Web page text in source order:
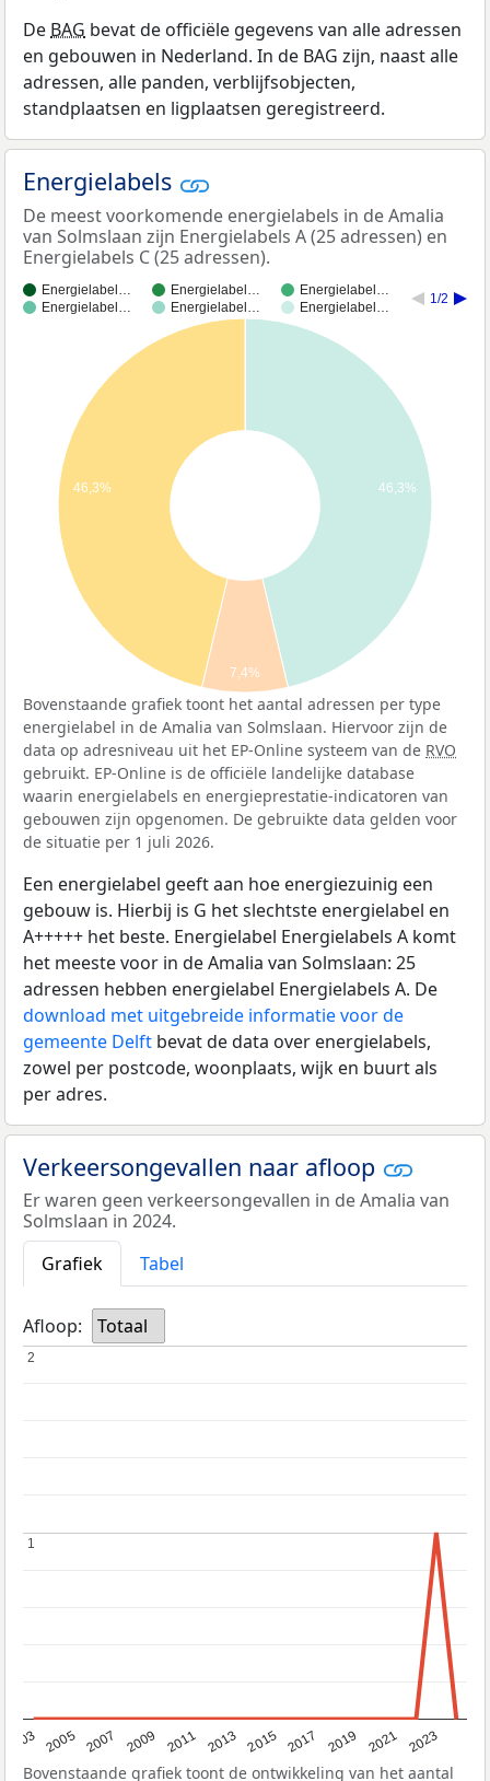
De BAG bevat de officiële gegevens van alle adressen
en gebouwen in Nederland. In de BAG zijn, naast alle
adressen, alle panden, verblijfsobjecten,
standplaatsen en ligplaatsen geregistreerd.
Energielabels
De meest voorkomende energielabels in de Amalia
van Solmslaan zijn Energielabels A (25 adressen) en
Energielabels C (25 adressen).
Energielabel… Energielabel…
Energielabel…
Energielabel…
Energielabel… Energielabel…
1/2
46,3%
46,3%
7,4%
Bovenstaande grafiek toont het aantal adressen per type
energielabel in de Amalia van Solmslaan. Hiervoor zijn de
data op adresniveau uit het EP-Online systeem van de RVO
gebruikt. EP-Online is de officiële landelijke database
waarin energielabels en energieprestatie-indicatoren van
gebouwen zijn opgenomen. De gebruikte data gelden voor
de situatie per 1 juli 2026.
Een energielabel geeft aan hoe energiezuinig een
gebouw is. Hierbij is G het slechtste energielabel en
A+++++ het beste. Energielabel Energielabels A komt
het meeste voor in de Amalia van Solmslaan: 25
adressen hebben energielabel Energielabels A. De
download met uitgebreide informatie voor de
gemeente Delft bevat de data over energielabels,
zowel per postcode, woonplaats, wijk en buurt als
per adres.
Verkeersongevallen naar afloop
Er waren geen verkeersongevallen in de Amalia van
Solmslaan in 2024.
Grafiek
Tabel
Afloop: Totaal
2003 2005 2007 2009 2011 2013 2015 2017 2019 2021 2023
1
1
2
2
Bovenstaande grafiek toont de ontwikkeling van het aantal